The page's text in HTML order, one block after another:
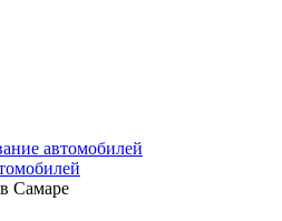
автомобилей
Самаре